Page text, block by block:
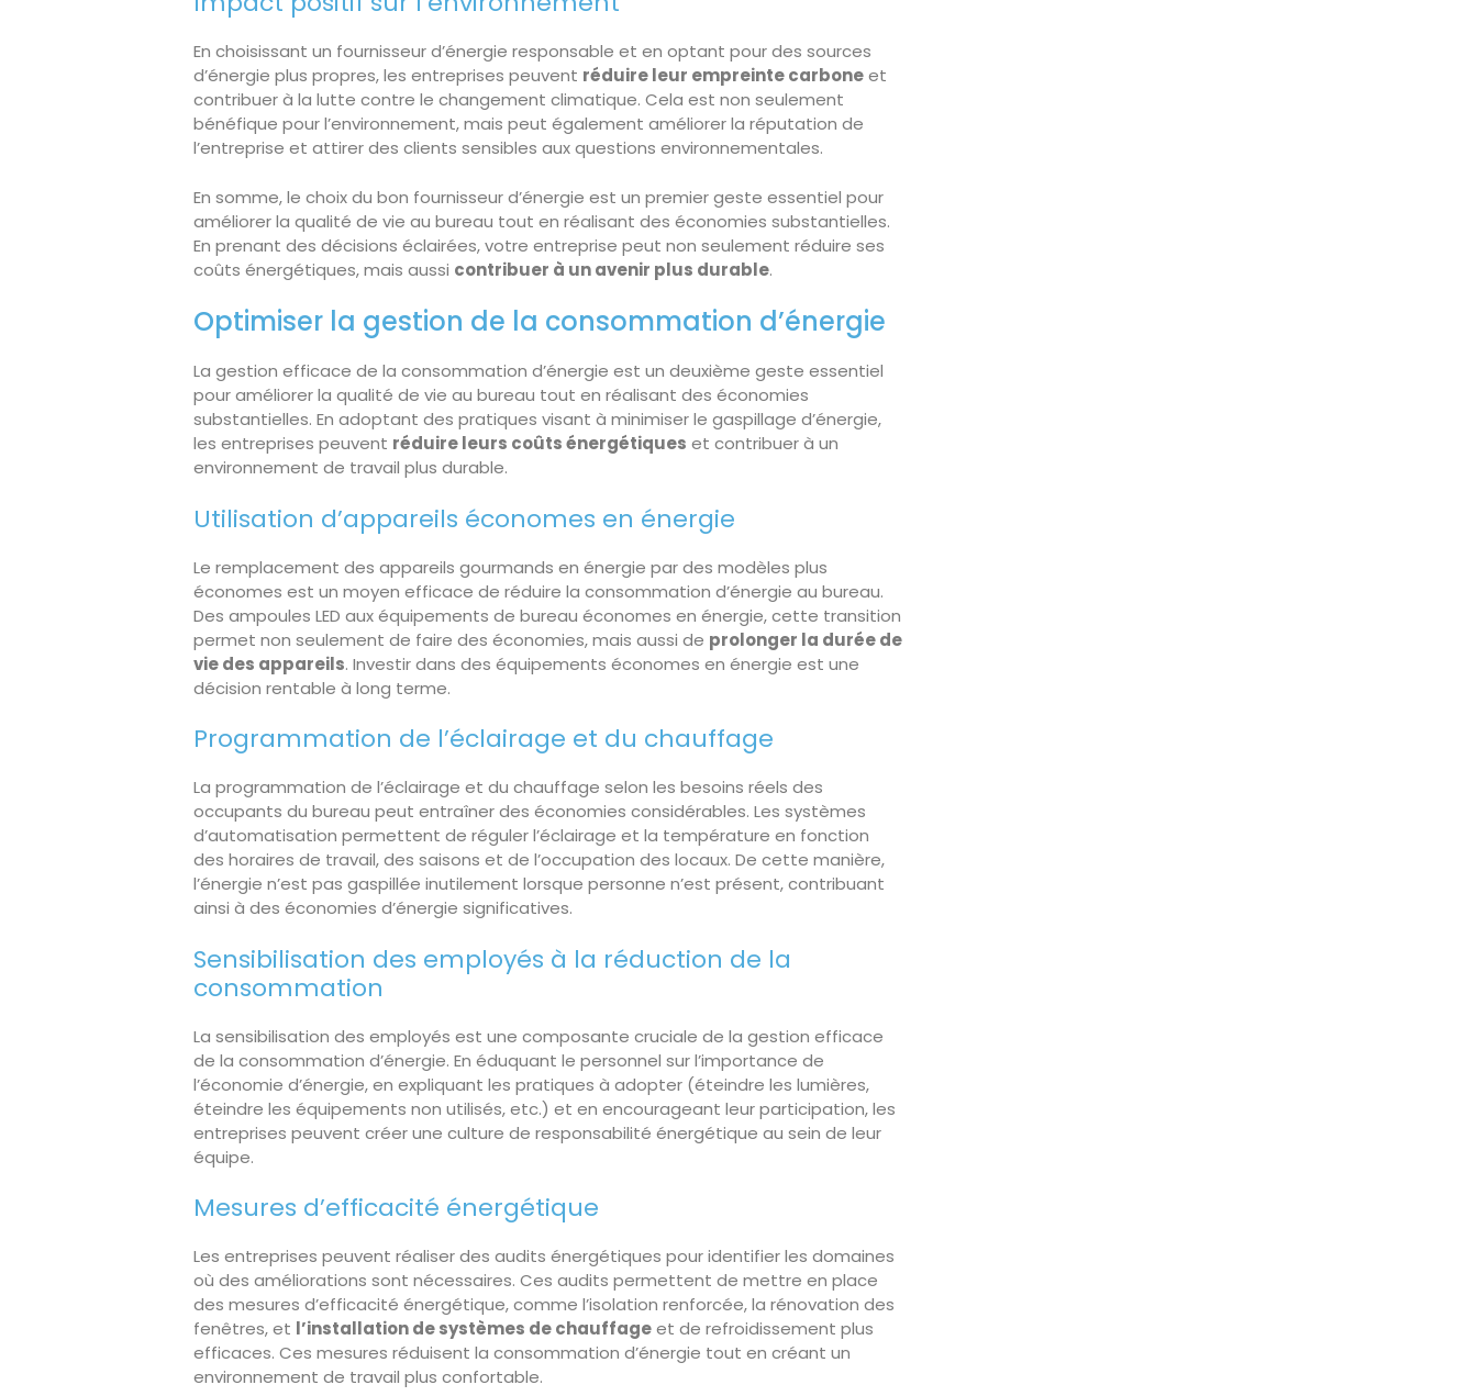
En choisissant un fournisseur d’énergie responsable et en optant pour des sources
d’énergie plus propres, les entreprises peuvent réduire leur empreinte carboneet
contribuer à la lutte contre le changement climatique. Cela est non seulement
bénéfique pour l’environnement, mais peut également améliorer la réputation de
l’entreprise et attirer des clients sensibles aux questions environnementales.
En somme, le choix du bon fournisseur d’énergie est un premier geste essentiel pour
améliorer la qualité de vie au bureau tout en réalisant des économies substantielles.
En prenant des décisions éclairées, votre entreprise peut non seulement réduire ses
coûts énergétiques, mais aussi contribuer à un avenir plus durable.
Optimiser la gestion de la consommation d’énergie
La gestion efficace de la consommation d’énergie est un deuxième geste essentiel
pour améliorer la qualité de vie au bureau tout en réalisant des économies
substantielles. En adoptant des pratiques visant à minimiser le gaspillage d’énergie,
les entreprises peuvent réduire leurs coûts énergétiques et contribuer à un
environnement de travail plus durable.
Utilisation d’appareils économes en énergie
Le remplacement des appareils gourmands en énergie par des modèles plus
économes est un moyen efficace de réduire la consommation d’énergie au bureau.
Des ampoules LED aux équipements de bureau économes en énergie, cette transition
permet non seulement de faire des économies, mais aussi de prolonger la durée de
vie des appareils. Investir dans des équipements économes en énergie est une
décision rentable à long terme.
Programmation de l’éclairage et du chauffage
La programmation de l’éclairage et du chauffage selon les besoins réels des
occupants du bureau peut entraîner des économies considérables. Les systèmes
d’automatisation permettent de réguler l’éclairage et la température en fonction
des horaires de travail, des saisons et de l’occupation des locaux. De cette manière,
l’énergie n’est pas gaspillée inutilement lorsque personne n’est présent, contribuant
ainsi à des économies d’énergie significatives.
Sensibilisation des employés à la réduction de la
consommation
La sensibilisation des employés est une composante cruciale de la gestion efficace
de la consommation d’énergie. En éduquant le personnel sur l’importance de
l’économie d’énergie, en expliquant les pratiques à adopter (éteindre les lumières,
éteindre les équipements non utilisés, etc.) et en encourageant leur participation, les
entreprises peuvent créer une culture de responsabilité énergétique au sein de leur
équipe.
Mesures d’efficacité énergétique
Les entreprises peuvent réaliser des audits énergétiques pour identifier les domaines
où des améliorations sont nécessaires. Ces audits permettent de mettre en place
des mesures d’efficacité énergétique, comme l’isolation renforcée, la rénovation des
fenêtres, et l’installation de systèmes de chauffageet de refroidissement plus
efficaces. Ces mesures réduisent la consommation d’énergie tout en créant un
environnement de travail plus confortable.